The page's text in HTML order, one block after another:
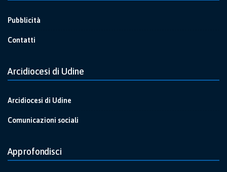
Pubblicità
Contatti
Arcidiocesi di Udine
Arcidiocesi di Udine
Comunicazioni sociali
Approfondisci